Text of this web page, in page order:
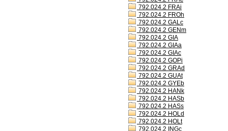
792.024.2 FRAi
792.024.2 FROh
792.024.2 GALc
792.024.2 GENm
792.024.2 GIA
792.024.2 GIAa
792.024.2 GIAc
792.024.2 GOPi
792.024.2 GRAd
792.024.2 GUAt
792.024.2 GYEb
792.024.2 HANk
792.024.2 HASb
792.024.2 HASs
792.024.2 HOLd
792.024.2 HOLt
792.024.2 INGc